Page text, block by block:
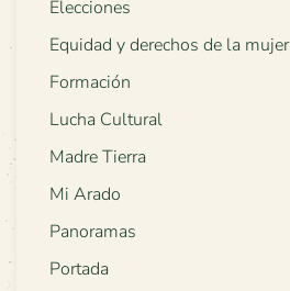
Elecciones
Equidad y derechos de la mujer
Formación
Lucha Cultural
Madre Tierra
Mi Arado
Panoramas
Portada